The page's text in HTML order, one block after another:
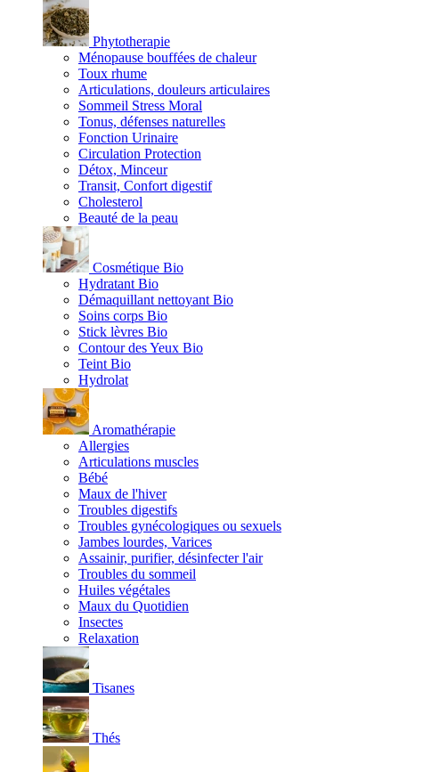
Phytotherapie
Ménopause bouffées de chaleur
Toux rhume
Articulations, douleurs articulaires
Sommeil Stress Moral
Tonus, défenses naturelles
Fonction Urinaire
Circulation Protection
Détox, Minceur
Transit, Confort digestif
Cholesterol
Beauté de la peau
Cosmétique Bio
Hydratant Bio
Démaquillant nettoyant Bio
Soins corps Bio
Stick lèvres Bio
Contour des Yeux Bio
Teint Bio
Hydrolat
Aromathérapie
Allergies
Articulations muscles
Bébé
Maux de l'hiver
Troubles digestifs
Troubles gynécologiques ou sexuels
Jambes lourdes, Varices
Assainir, purifier, désinfecter l'air
Troubles du sommeil
Huiles végétales
Maux du Quotidien
Insectes
Relaxation
Tisanes
Thés